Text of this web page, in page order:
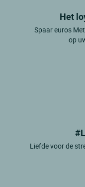
Het
Spaar euros
op
Liefde voor de